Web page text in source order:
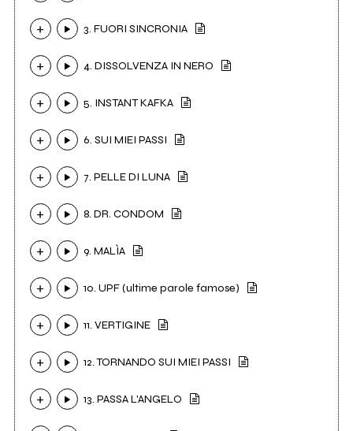
3. FUORI SINCRONIA
4. DISSOLVENZA IN NERO
5. INSTANT KAFKA
6. SUI MIEI PASSI
7. PELLE DI LUNA
8. DR. CONDOM
9. MALÌA
10. UPF (ultime parole famose)
11. VERTIGINE
12. TORNANDO SUI MIEI PASSI
13. PASSA L'ANGELO